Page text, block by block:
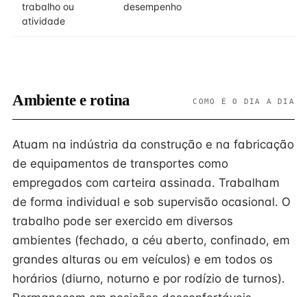
trabalho ou
atividade
desempenho
Ambiente e rotina COMO É O DIA A DIA
Atuam na indústria da construção e na fabricação
de equipamentos de transportes como
empregados com carteira assinada. Trabalham
de forma individual e sob supervisão ocasional. O
trabalho pode ser exercido em diversos
ambientes (fechado, a céu aberto, confinado, em
grandes alturas ou em veículos) e em todos os
horários (diurno, noturno e por rodízio de turnos).